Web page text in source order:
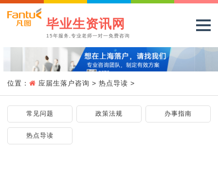
毕业生资讯网
15年服务,专业老师一对一免费咨询
位置： 应届生落户咨询 > 热点导读 >
常见问题 政策法规 办事指南
热点导读